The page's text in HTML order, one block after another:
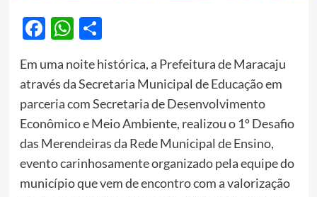
Facebook
WhatsApp
Share
Em uma noite histórica, a Prefeitura de Maracaju
através da Secretaria Municipal de Educação em
parceria com Secretaria de Desenvolvimento
Econômico e Meio Ambiente, realizou o 1º Desafio
das Merendeiras da Rede Municipal de Ensino,
evento carinhosamente organizado pela equipe do
município que vem de encontro com a valorização